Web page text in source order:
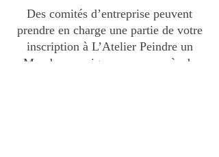
Des comités d’entreprise peuvent
prendre en charge une partie de votre
inscription à L’Atelier Peindre un
Monde, renseignez-vous auprès de